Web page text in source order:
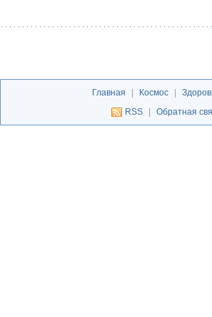
Главная | Космос |
RSS
| Обратная